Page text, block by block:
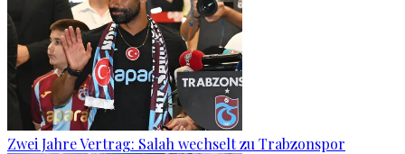
Zwei Jahre Vertrag: Salah wechselt zu Trabzonspor